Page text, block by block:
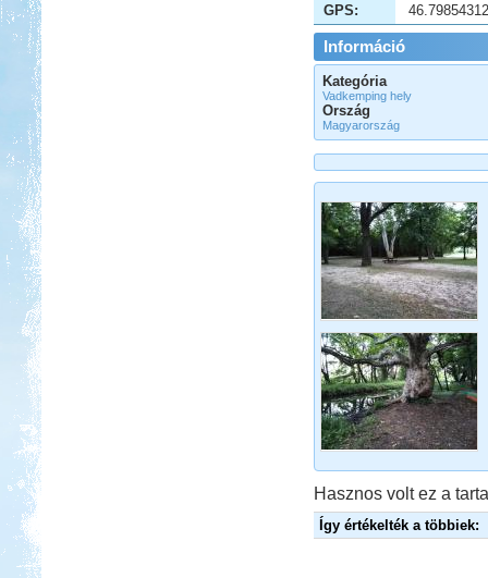
GPS:
Információ
Kategória
Vadkemping hely
Ország
Magyarország
Hasznos volt ez a
Így értékelték a többiek: